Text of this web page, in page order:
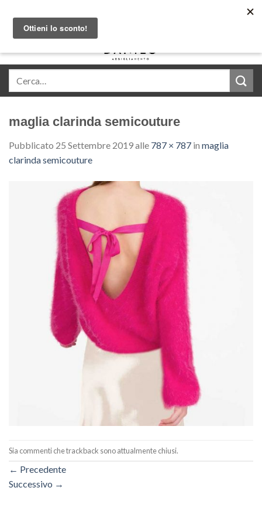
content
maglia clarinda semicouture
Pubblicato 25 Settembre 2019alle 787 × 787 in maglia
clarinda semicouture
Sia commenti che trackback sono attualmente chiusi.
← Precedente
Successivo →